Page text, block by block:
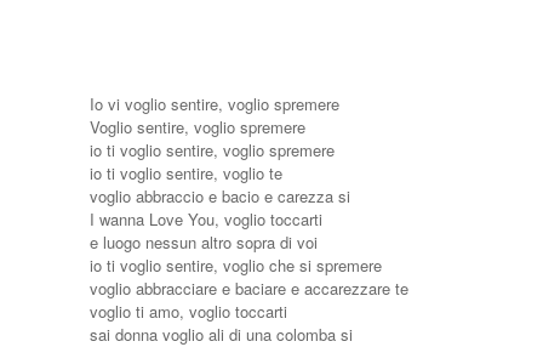
Io vi voglio sentire, voglio spremere
Voglio sentire, voglio spremere
io ti voglio sentire, voglio spremere
io ti voglio sentire, voglio te
voglio abbraccio e bacio e carezza si
I wanna Love You, voglio toccarti
e luogo nessun altro sopra di voi
io ti voglio sentire, voglio che si spremere
voglio abbracciare e baciare e accarezzare te
voglio ti amo, voglio toccarti
sai donna voglio ali di una colomba si